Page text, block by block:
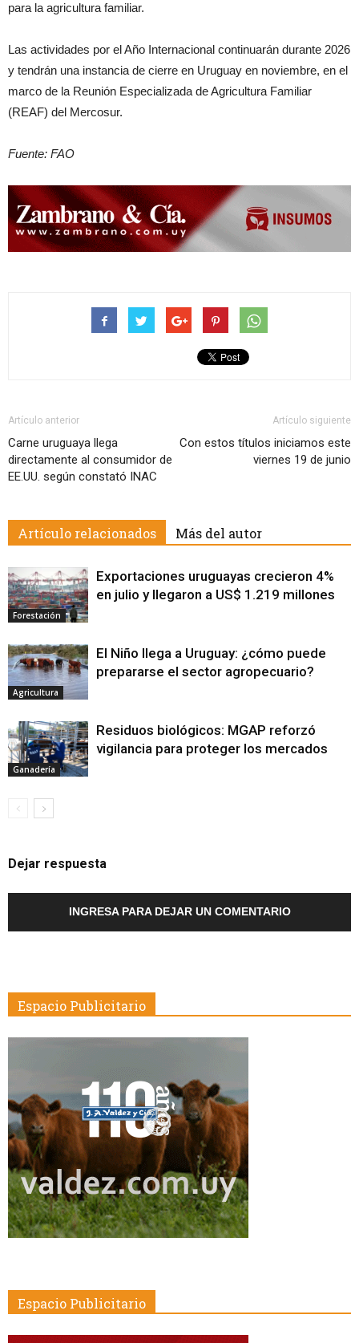
para la agricultura familiar.
Las actividades por el Año Internacional continuarán durante 2026
y tendrán una instancia de cierre en Uruguay en noviembre, en el
marco de la Reunión Especializada de Agricultura Familiar
(REAF) del Mercosur.
Fuente: FAO
Artículo anterior
Carne uruguaya llega
directamente al consumidor de
EE.UU. según constató INAC
Artículo siguiente
Con estos títulos iniciamos este
viernes 19 de junio
Artículo relacionados Más del autor
Forestación
Exportaciones uruguayas crecieron 4%
en julio y llegaron a US$ 1.219 millones
Agricultura
El Niño llega a Uruguay: ¿cómo puede
prepararse el sector agropecuario?
Ganadería
Residuos biológicos: MGAP reforzó
vigilancia para proteger los mercados
Dejar respuesta
INGRESA PARA DEJAR UN COMENTARIO
Espacio Publicitario
Espacio Publicitario